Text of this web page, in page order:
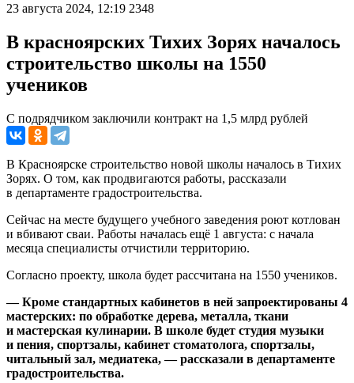
23 августа 2024, 12:19 2348
В красноярских Тихих Зорях началось
строительство школы на 1550
учеников
С подрядчиком заключили контракт на 1,5 млрд рублей
В Красноярске строительство новой школы началось в Тихих
Зорях. О том, как продвигаются работы, рассказали
в департаменте градостроительства.
Сейчас на месте будущего учебного заведения роют котлован
и вбивают сваи. Работы началась ещё 1 августа: с начала
месяца специалисты отчистили территорию.
Согласно проекту, школа будет рассчитана на 1550 учеников.
— Кроме стандартных кабинетов в ней запроектированы 4
мастерских: по обработке дерева, металла, ткани
и мастерская кулинарии. В школе будет студия музыки
и пения, спортзалы, кабинет стоматолога, спортзалы,
читальный зал, медиатека, — рассказали в департаменте
градостроительства.